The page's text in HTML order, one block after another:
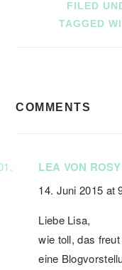
FILED
TAGGED
COMMENTS
LEA VON
14. Juni 2015 at
Liebe Lisa,
wie toll, das
eine